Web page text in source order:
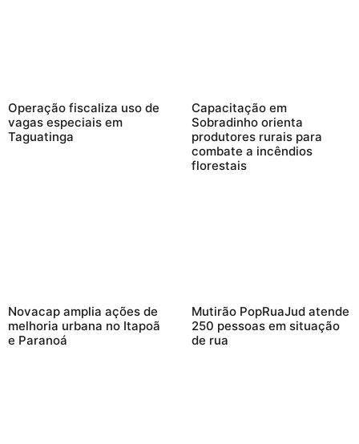
Operação fiscaliza uso de
vagas especiais em
Taguatinga
Capacitação em
Sobradinho orienta
produtores rurais para
combate a incêndios
florestais
Novacap amplia ações de
melhoria urbana no Itapoã
e Paranoá
Mutirão PopRuaJud atende
250 pessoas em situação
de rua